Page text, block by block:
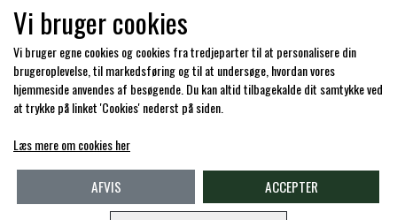
Hos os kan du betale med:
Vi bruger cookies
Vi bruger egne cookies og cookies fra tredjeparter til at personalisere din
brugeroplevelse, til markedsføring og til at undersøge, hvordan vores
hjemmeside anvendes af besøgende. Du kan altid tilbagekalde dit samtykke ved
at trykke på linket 'Cookies' nederst på siden.
Læs mere om cookies her
AFVIS ACCEPTER